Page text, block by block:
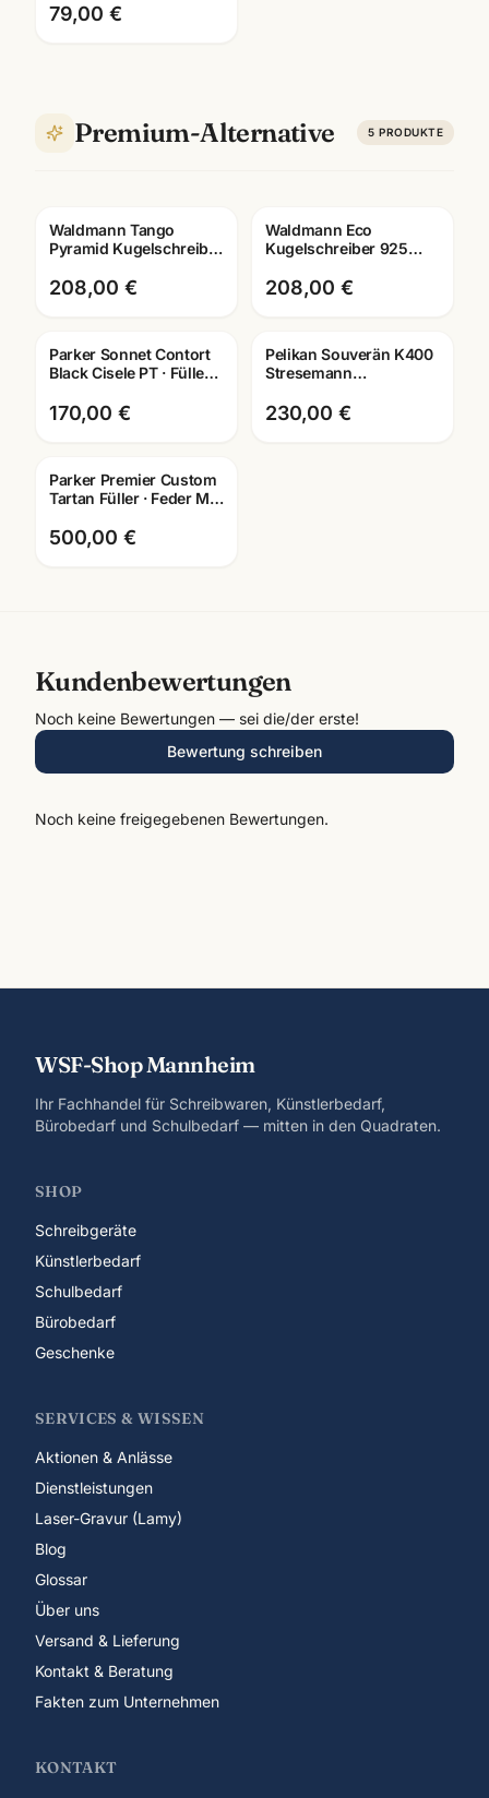
Kugelschreiber · G.C.
79,00 €
Premium-Alternative 5 PRODUKTE
Gravur
Waldmann Tango
Pyramid Kugelschreiber
Sterling Silber · 4688
208,00 €
Gravur
Waldmann Eco
Kugelschreiber 925
mit Lasergravur
Mannheim
208,00 €
Gravur
Parker Sonnet Contort
Black Cisele PT · Füller +
Edition
170,00 €
Gravur
Pelikan Souverän K400
Stresemann
schwarz-silber · mit
Lasergravur
230,00 €
Parker Premier Custom
Tartan Füller · Feder M ·
Mannheim
500,00 €
Kundenbewertungen
Noch keine Bewertungen — sei die/der erste!
Bewertung schreiben
Noch keine freigegebenen Bewertungen.
WSF-Shop Mannheim
Ihr Fachhandel für Schreibwaren, Künstlerbedarf,
Bürobedarf und Schulbedarf — mitten in den Quadraten.
SHOP
Schreibgeräte
Künstlerbedarf
Schulbedarf
Bürobedarf
Geschenke
SERVICES & WISSEN
Aktionen & Anlässe
Dienstleistungen
Laser-Gravur (Lamy)
Blog
Glossar
Über uns
Versand & Lieferung
Kontakt & Beratung
Fakten zum Unternehmen
KONTAKT